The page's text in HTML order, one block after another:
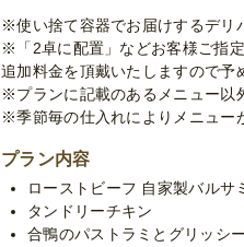
※使い捨て容器でお届けするデリ
※「2卓に配置」などお客様ご指
追加料金を頂戴いたしますので予
※プランに記載のあるメニュー以
※季節毎の仕入れによりメニュー
プラン内容
ローストビーフ 自家製バルサ
タンドリーチキン
合鴨のパストラミとグリッシ